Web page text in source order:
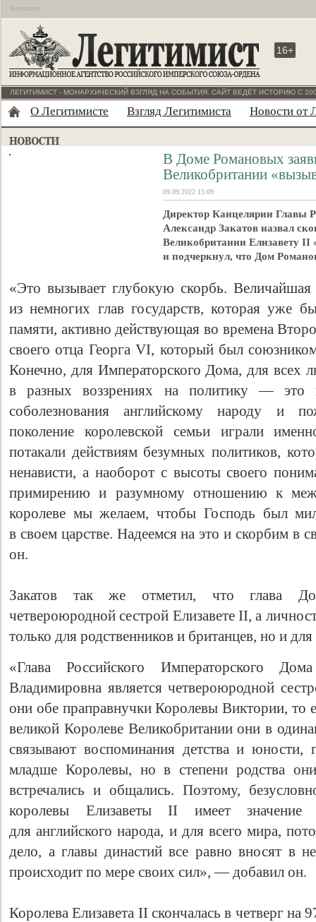
Бесплатно
16+
ЛЕГИТИМИСТ - МОНАРХИЧЕСКИЙ ВЗГЛЯД НА СОБЫТИЯ. САЙТ ВЕДЁТ ИСТОРИЮ С
О Легитимисте Взгляд Легитимиста Новости от
В Доме Романовых
Великобритании
09.09.2022 15:09
Директор Канцелярии Главы
Александр Закатов назвал
Великобритании Елизавету II
и подчеркнул, что Дом
«Это вызывает глубокую скорбь.
из немногих глав государств, которая уже
памяти, активно действующая во времена
своего отца Георга VI, который был
Конечно, для Императорского Дома, для всех
в разных воззрениях на политику — это
соболезнования английскому народу и
поколение королевской семьи играли
потакали действиям безумных политиков,
ненависти, а наоборот с высоты своего
примирению и разумному отношению к
королеве мы желаем, чтобы Господь был
в своем царстве. Надеемся на это и скорбим в
он.
Закатов так же отметил, что глава
четвероюродной сестрой Елизавете II, а
только для родственников и британцев, но и
«Глава Российского Императорского
Владимировна является четвероюродной
они обе праправнучки Королевы Виктории, то
великой Королеве Великобритании они в
связывают воспоминания детства и юности,
младше Королевы, но в степени родства
встречались и общались. Поэтому,
королевы Елизаветы II имеет
для английского народа, и для всего мира,
дело, а главы династий все равно вносят в
происходит по мере своих сил», — добавил он.
Королева Елизавета II скончалась в четверг